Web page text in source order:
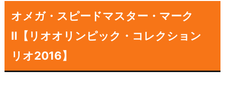
オメガ・スピードマスター・マーク
Ⅱ【リオオリンピック・コレクション
リオ2016】